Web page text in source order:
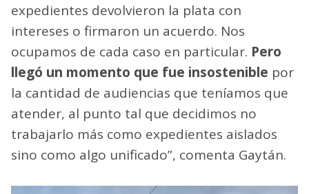
expedientes devolvieron la plata con
intereses o firmaron un acuerdo. Nos
ocupamos de cada caso en particular. Pero
llegó un momento que fue insostenible por
la cantidad de audiencias que teníamos que
atender, al punto tal que decidimos no
trabajarlo más como expedientes aislados
sino como algo unificado”, comenta Gaytán.